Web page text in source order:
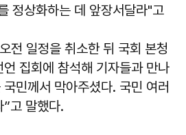
정상화하는 데 앞장서달라"고
전 일정을 취소한 뒤 국회 본청
집회에 참석해 기자들과 만나
국민께서 막아주셨다. 국민 여러
고 말했다.